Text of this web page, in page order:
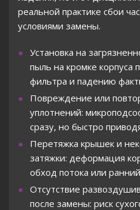
реальной практике сбои
условиями замены.
Установка на
пыль на кромке корпуса
фильтра и падению
Повреждение или
уплотнений:
сразу, но быстро
Перетяжка крышек и
затяжки: деформация
обход потока или
Отсутствие
после замены: риск